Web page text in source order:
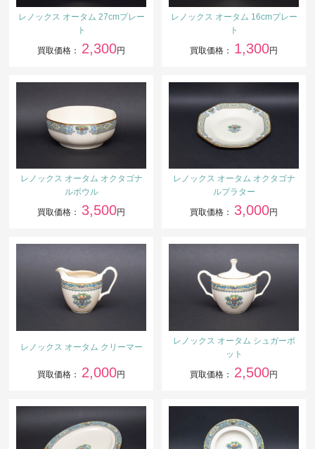
レノックス オータム 27cmプレー
ト
買取価格： 2,300円
レノックス オータム 16cmプレー
ト
買取価格： 1,300円
レノックス オータム オクタゴナ
ルボウル
買取価格： 3,500円
レノックス オータム オクタゴナ
ルプラター
買取価格： 3,000円
レノックス オータム クリーマー
買取価格： 2,000円
レノックス オータム シュガーポ
ット
買取価格： 2,500円